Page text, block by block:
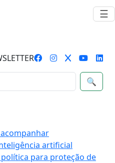
☰
🔍
artificial
para proteção de